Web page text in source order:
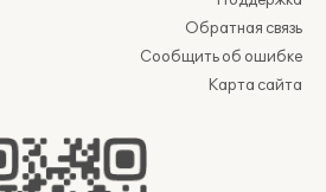
Обратная связь
Сообщить об ошибке
Карта сайта